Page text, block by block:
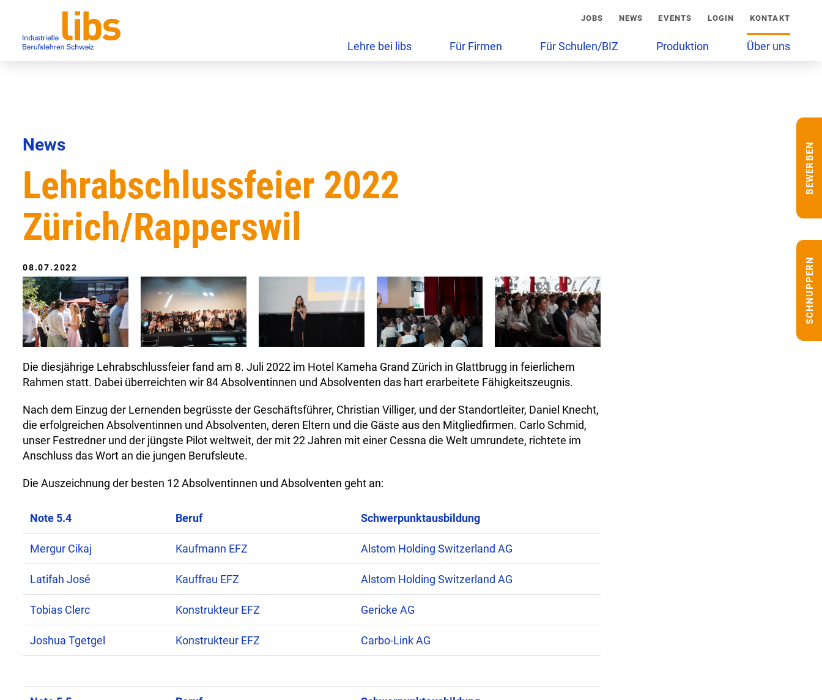
JOBS NEWS EVENTS LOGIN KONTAKT
Lehre bei libs Für Firmen Für Schulen/BIZ Produktion Über uns
News
Lehrabschlussfeier 2022
Zürich/Rapperswil
08.07.2022
Die diesjährige Lehrabschlussfeier fand am 8. Juli 2022 im Hotel Kameha Grand Zürich in Glattbrugg in feierlichem
Rahmen statt. Dabei überreichten wir 84 Absolventinnen und Absolventen das hart erarbeitete Fähigkeitszeugnis.
Nach dem Einzug der Lernenden begrüsste der Geschäftsführer, Christian Villiger, und der Standortleiter, Daniel Knecht,
die erfolgreichen Absolventinnen und Absolventen, deren Eltern und die Gäste aus den Mitgliedfirmen. Carlo Schmid,
unser Festredner und der jüngste Pilot weltweit, der mit 22 Jahren mit einer Cessna die Welt umrundete, richtete im
Anschluss das Wort an die jungen Berufsleute.
Die Auszeichnung der besten 12 Absolventinnen und Absolventen geht an:
Note 5.4 Beruf Schwerpunktausbildung
Mergur Cikaj Kaufmann EFZ Alstom Holding Switzerland AG
Latifah José Kauffrau EFZ Alstom Holding Switzerland AG
Tobias Clerc Konstrukteur EFZ Gericke AG
Joshua Tgetgel Konstrukteur EFZ Carbo-Link AG
BEWERBEN
SCHNUPPERN